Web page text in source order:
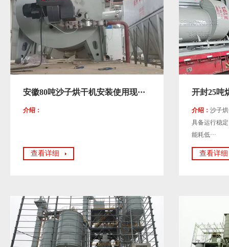
安徽80吨沙子烘干机安装使用现···
介绍：
查看详细
开封25吨
介绍： 沙子
具备运行稳
能耗低···
查看详细